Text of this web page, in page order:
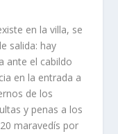
en la villa, se
salida: hay
ante el cabildo
en la entrada a
de los
y penas a los
maravedí­s por